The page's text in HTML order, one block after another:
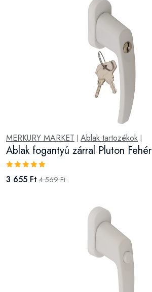
MERKURY MARKET Ablak tartozékok
Ablak fogantyú zárral Pluton Fehér
3 655 Ft 4 569 Ft